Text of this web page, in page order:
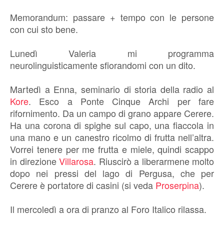
Memorandum: passare + tempo con le persone
con cui sto bene.
Lunedì Valeria mi programma
neurolinguisticamente sfiorandomi con un dito.
Martedì a Enna, seminario di storia della radio al
Kore. Esco a Ponte Cinque Archi per fare
rifornimento. Da un campo di grano appare Cerere.
Ha una corona di spighe sul capo, una fiaccola in
una mano e un canestro ricolmo di frutta nell’altra.
Vorrei tenere per me frutta e miele, quindi scappo
in direzioneVillarosa. Riuscirò a liberarmene molto
dopo nei pressi del lago di Pergusa, che per
Cerere è portatore di casini (si veda Proserpina).
Il mercoledì a ora di pranzo al Foro Italico rilassa.